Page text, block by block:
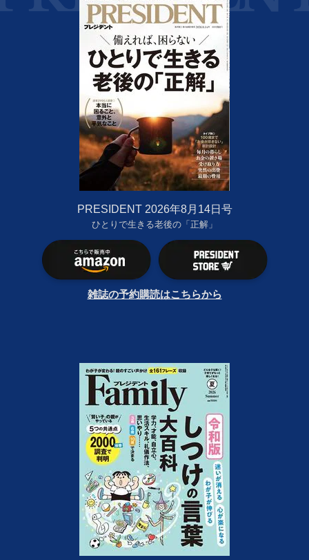
PRESIDENT 2026年8月14日号
ひとりで生きる老後の「正解」
雑誌の予約購読はこちらから